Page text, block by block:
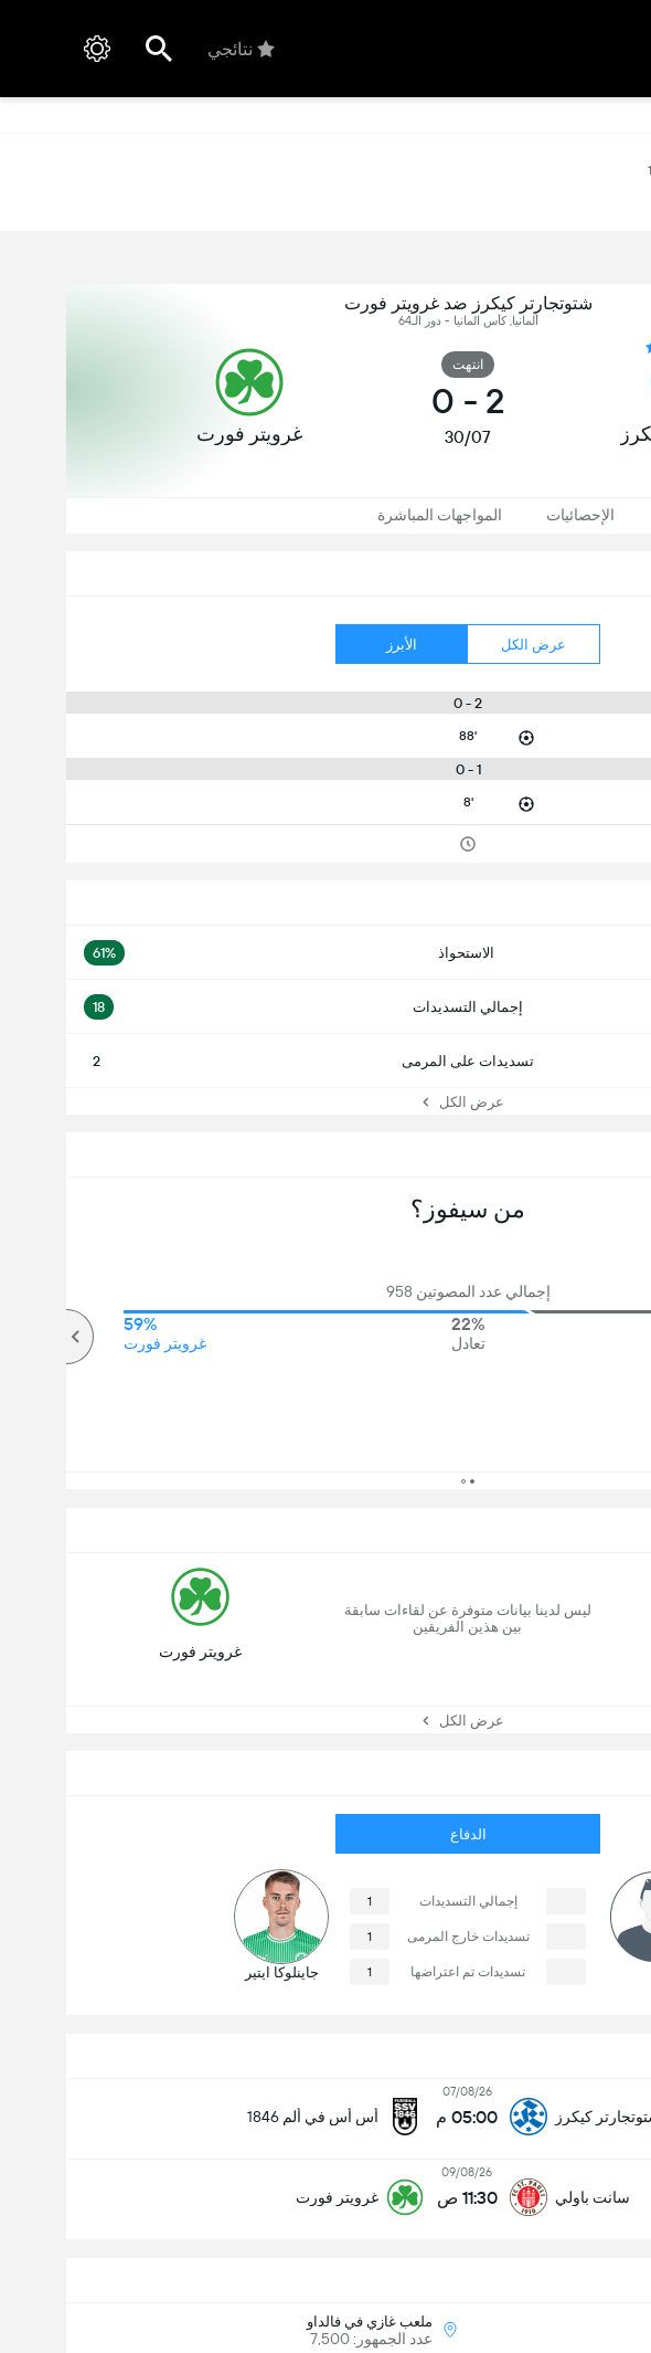
نتائجي
شتوتجارتر كيكرز ضد غرويتر فورت
ألمانيا, كأس المانيا - دور الـ64
انتهت
2
-
0
30/07 غرويتر فورت
الإحصائيات المواجهات المباشرة
عرض الكل الأبرز
2 - 0
88'
1 - 0
8'
كيكرز
07/08/26
05:00 م أس أس في ألم 1846
سانت باولي
09/08/26
11:30 ص غرويتر فورت
الدفاع
إجمالي التسديدات 1
تسديدات خارج المرمى 1
تسديدات تم اعتراضها 1 جاينلوكا ايتير
الاستحواذ 61%
إجمالي التسديدات 18
تسديدات على المرمى 2
عرض الكل
ملعب غازي في فالداو
عدد الجمهور: 7,500
من سيفوز؟
إجمالي عدد المصوتين 958
22%
تعادل
59%
غرويتر فورت
ليس لدينا بيانات متوفرة عن لقاءات سابقة
بين هذين الفريقين
غرويتر فورت
عرض الكل